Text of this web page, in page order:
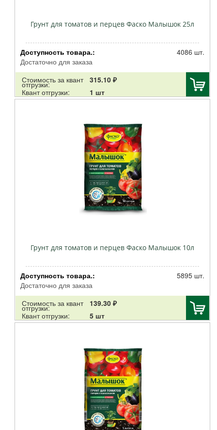
Зри в корень
Fiskars
GREEN BELT
Дарит
БХЗ
Грунт для томатов и перцев Фаско Малышок 25л
Доступность товара.:
Достаточно для заказа
4086 шт.
Стоимость за квант
отгрузки:
315.10 ₽
Квант отгрузки:
1 шт
Грунт для томатов и перцев Фаско Малышок 10л
Доступность товара.:
Достаточно для заказа
5895 шт.
Стоимость за квант
отгрузки:
139.30 ₽
Квант отгрузки:
5 шт